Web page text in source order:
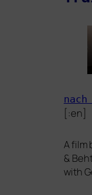
nach
[:en]
A film
&
with